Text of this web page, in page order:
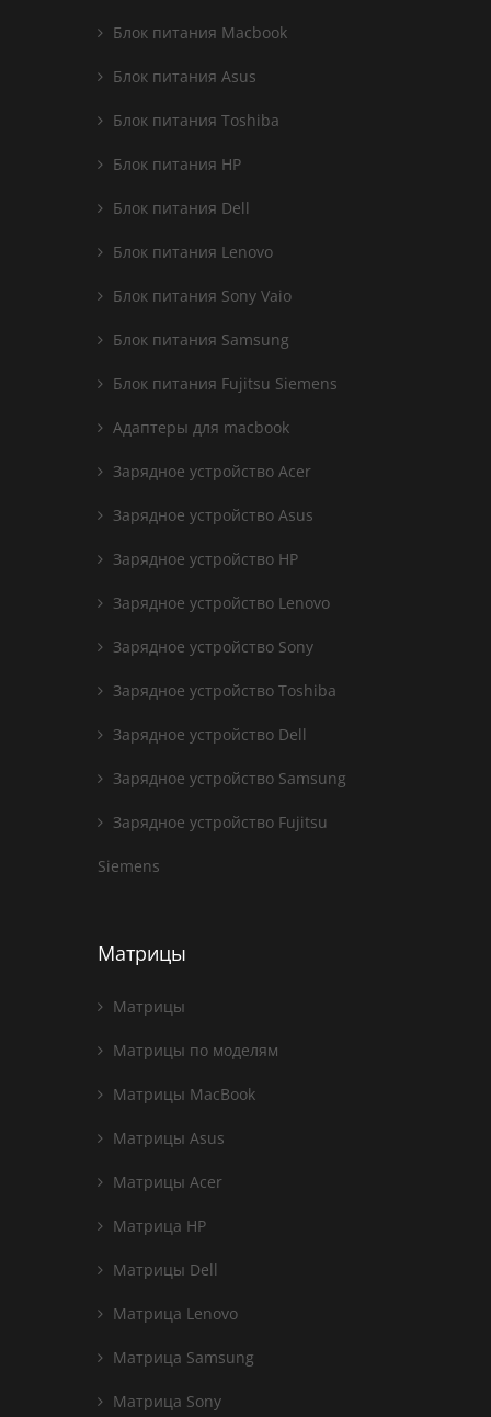
Блок питания Macbook
Блок питания Asus
Блок питания Toshiba
Блок питания HP
Блок питания Dell
Блок питания Lenovo
Блок питания Sony Vaio
Блок питания Samsung
Блок питания Fujitsu Siemens
Адаптеры для macbook
Зарядное устройство Acer
Зарядное устройство Asus
Зарядное устройство HP
Зарядное устройство Lenovo
Зарядное устройство Sony
Зарядное устройство Toshiba
Зарядное устройство Dell
Зарядное устройство Samsung
Зарядное устройство Fujitsu
Siemens
Матрицы
Матрицы
Матрицы по моделям
Матрицы MacBook
Матрицы Asus
Матрицы Acer
Матрица HP
Матрицы Dell
Матрица Lenovo
Матрица Samsung
Матрица Sony